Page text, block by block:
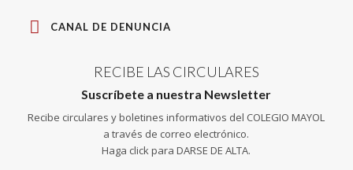
CANAL DE DENUNCIA
RECIBE LAS CIRCULARES
Suscríbete a nuestra Newsletter
Recibe circulares y boletines informativos del COLEGIO MAYOL
a través de correo electrónico.
Haga click para DARSE DE ALTA.